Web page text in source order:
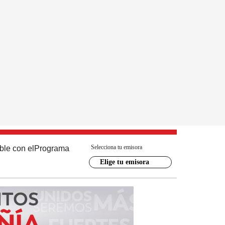
con el Programa Selecciona tu emisora
Elige tu emisora